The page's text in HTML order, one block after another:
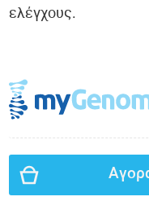
ελέγχους.